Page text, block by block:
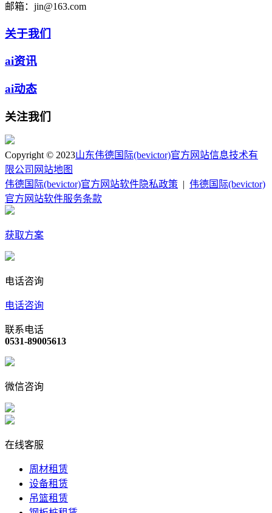
邮箱： jin@163.com
关于我们
ai资讯
ai动态
关注我们
Copyright © 2023山东伟德国际(bevictor)官方网站信息技术有
限公司 网站地图
伟德国际(bevictor)官方网站软件隐私政策
伟德国际(bevictor)
官方网站软件服务条款
获取方案
电话咨询
电话咨询
联系电话
0531-89005613
微信咨询
在线客服
周材租赁
设备租赁
吊篮租赁